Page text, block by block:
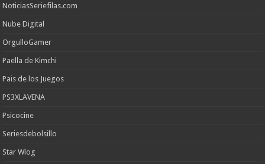
NoticiasSeriefilas.com
Nube Digital
OrgulloGamer
Paella de Kimchi
Pais de los Juegos
PS3XLAVENA
Psicocine
Seriesdebolsillo
Star Wlog